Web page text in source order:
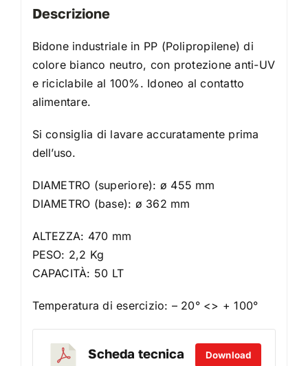
Descrizione
Bidone industriale in PP (Polipropilene) di
colore bianco neutro, con protezione anti-UV
e riciclabile al 100%. Idoneo al contatto
alimentare.
Si consiglia di lavare accuratamente prima
dell’uso.
DIAMETRO (superiore): ø 455 mm
DIAMETRO (base): ø 362 mm
ALTEZZA: 470 mm
PESO: 2,2 Kg
CAPACITÀ: 50 LT
Temperatura di esercizio: – 20° <> + 100°
Scheda tecnica
Download